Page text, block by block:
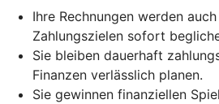
Ihre Rechnungen werden
Zahlungszielen sofort
Sie bleiben dauerhaft
Finanzen verlässlich planen.
Sie gewinnen finanziellen